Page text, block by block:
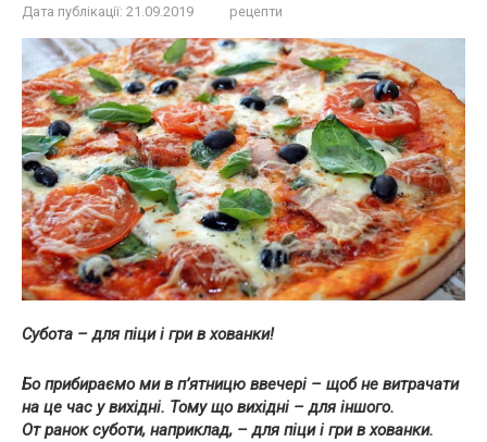
Дата публікації: 21.09.2019 рецепти
Субота – для піци і гри в хованки!
Бо прибираємо ми в п’ятницю ввечері – щоб не витрачати
на це час у вихідні. Тому що вихідні – для іншого.
От ранок суботи, наприклад, – для піци і гри в хованки.